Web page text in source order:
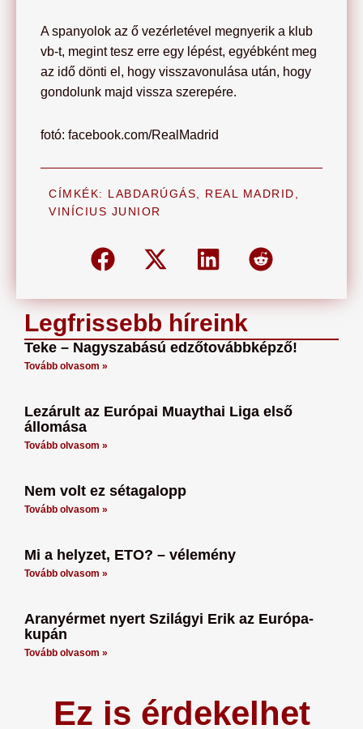
Legfrissebb híreink
Teke – Nagyszabású edzőtovábbképző!
Tovább olvasom »
Lezárult az Európai Muaythai Liga első
állomása
Tovább olvasom »
Nem volt ez sétagalopp
Tovább olvasom »
Mi a helyzet, ETO? – vélemény
Tovább olvasom »
Aranyérmet nyert Szilágyi Erik az Európa-
kupán
Tovább olvasom »
A spanyolok az ő vezérletével megnyerik a klub
vb-t, megint tesz erre egy lépést, egyébként meg
az idő dönti el, hogy visszavonulása után, hogy
gondolunk majd vissza szerepére.
fotó: facebook.com/RealMadrid
CÍMKÉK: LABDARÚGÁS REAL MADRID
VINÍCIUS JUNIOR
Ez is érdekelhet